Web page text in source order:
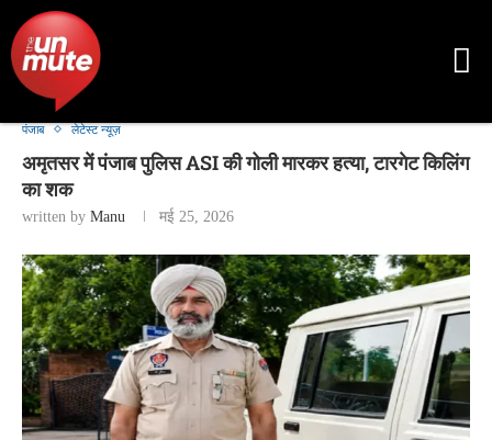
पंजाब लेटेस्ट न्यूज़
अमृतसर में पंजाब पुलिस ASI की गोली मारकर हत्या, टारगेट किलिंग
का शक
written by Manu मई 25, 2026